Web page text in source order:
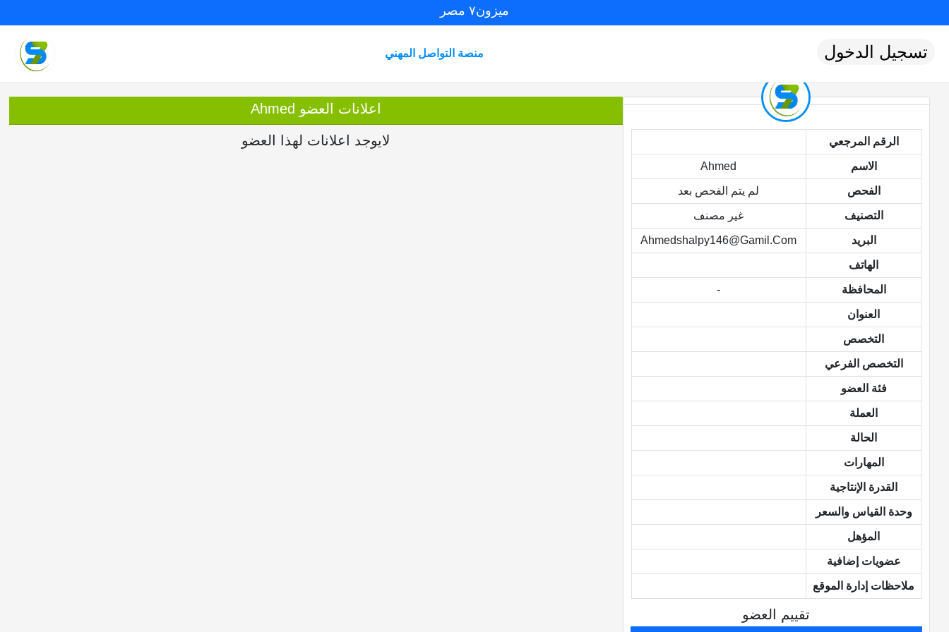
ميزون٧ مصر
منصة التواصل المهني تسجيل الدخول
الرقم المرجعي
الاسم Ahmed
الفحص لم يتم الفحص بعد
التصنيف غير مصنف
البريد Ahmedshalpy146@gamil.com
الهاتف
المحافظة -
العنوان
التخصص
التخصص الفرعي
فئة العضو
العملة
الحالة
المهارات
القدرة الإنتاجية
وحدة القياس والسعر
المؤهل
عضويات إضافية
ملاحظات إدارة الموقع
تقييم العضو
اعلانات العضو Ahmed
لايوجد اعلانات لهذا العضو